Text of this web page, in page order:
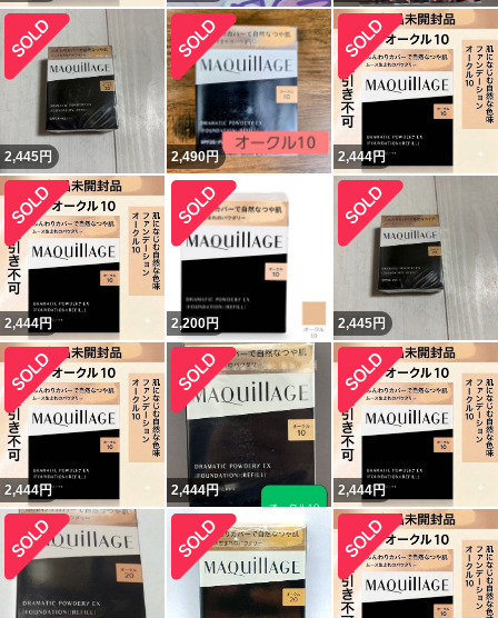
2,445円 2,490円 2,444円
2,444円 2,200円 2,445円
2,444円 2,444円 2,444円